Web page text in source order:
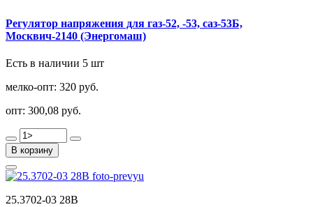
Регулятор напряжения для газ-52, -53, саз-53Б,
Москвич-2140 (Энергомаш)
Есть в наличии 5 шт
мелко-опт: 320 руб.
опт: 300,08 руб.
В корзину
25.3702-03 28В